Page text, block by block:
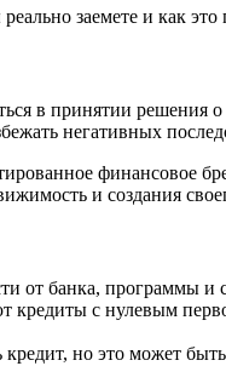
заемете и как
в принятии
негативных
финансовое
и создания
от банка, программы и
кредиты с нулевым
но это может